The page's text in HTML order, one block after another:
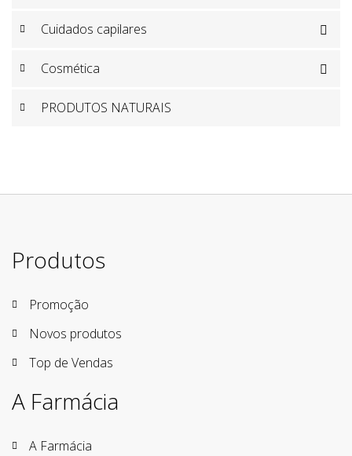
Cuidados capilares 
Cosmética 
PRODUTOS NATURAIS
Produtos
Promoção
Novos produtos
Top de Vendas
A Farmácia
A Farmácia